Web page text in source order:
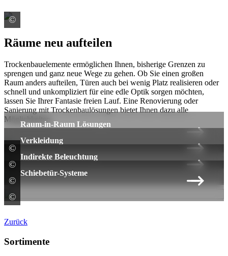
©
Räume neu aufteilen
Trockenbauelemente ermöglichen Ihnen, bisherige Grenzen zu
sprengen und ganz neue Wege zu gehen. Ob Sie einen großen
Raum anders aufteilen, Türen auch bei wenig Platz realisieren oder
schnell und unkompliziert für eine edle Optik sorgen möchten,
lassen Sie Ihrer Fantasie freien Lauf. Eine Renovierung oder
Sanierung mit Trockenbaulösungen bietet Ihnen dazu alle
Möglichkeiten.
©
Raum-in-Raum Lösungen
©
Verkleidung
©
Indirekte Beleuchtung
©
Schiebetür-Systeme
Zurück
Sortimente